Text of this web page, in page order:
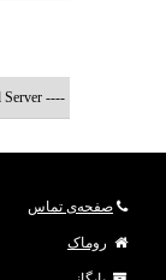
صفحه‌ی تماس
روماک